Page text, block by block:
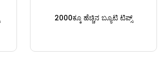
2000ಕ್ಕೂ ಹೆಚ್ಚಿನ ಬ್ಯೂಟಿ ಟಿಪ್ಸ್